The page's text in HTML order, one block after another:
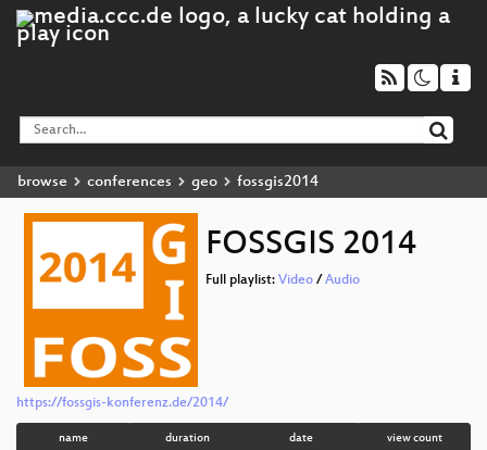
browse conferences geo fossgis2014
FOSSGIS 2014
Full playlist: Video / Audio
https://fossgis-konferenz.de/2014/
name duration date view count